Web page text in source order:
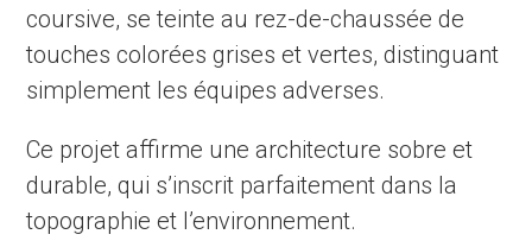
coursive, se teinte au rez-de-chaussée de
touches colorées grises et vertes, distinguant
simplement les équipes adverses.
Ce projet affirme une architecture sobre et
durable, qui s’inscrit parfaitement dans la
topographie et l’environnement.